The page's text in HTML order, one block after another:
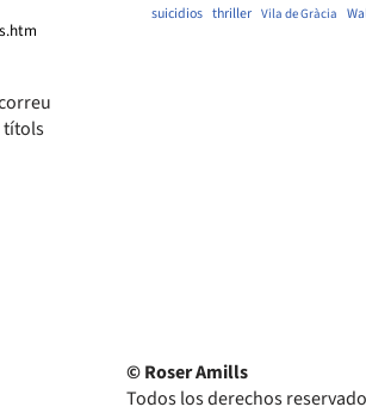
títols
suicidios thriller Vila de Gràcia
© Roser Amills
Todos los derechos